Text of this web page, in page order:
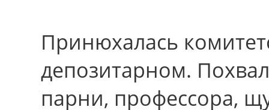
Принюхалась
депозитарном.
парни, профессора,